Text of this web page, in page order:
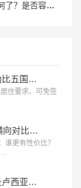
否容易获取？
欧盟下最后通牒：加勒比五国投资入籍，2028年或迎终局？
住要求、可免签
2026加勒比五国护照横向对比：谁更有性价比？
谁更有性价比？
全球身份规划优选：圣卢西亚护照深度解析